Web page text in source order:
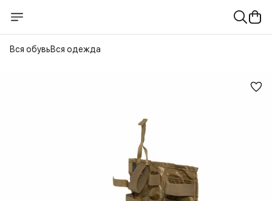
Вся обувьВся одежда